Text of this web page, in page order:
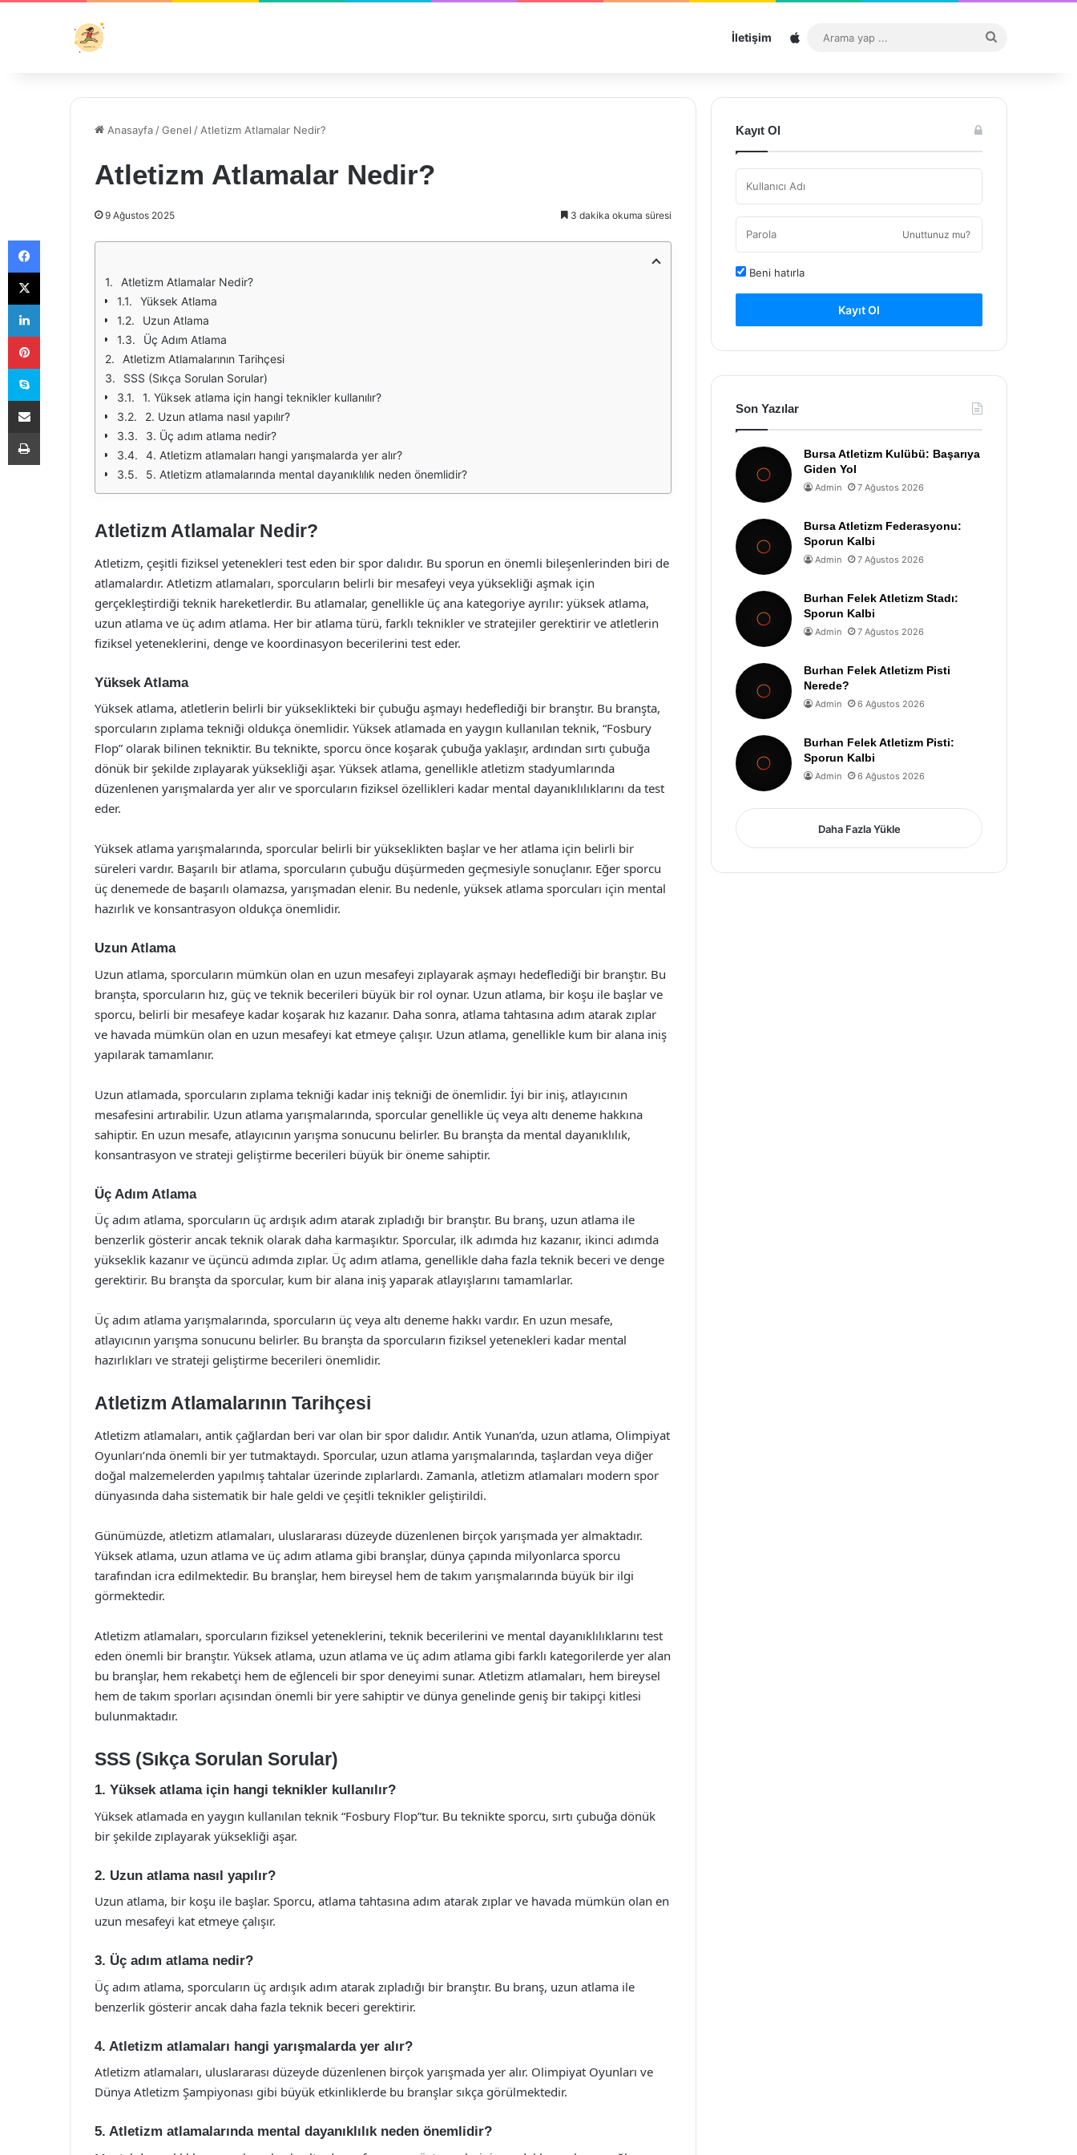
İletişim Sitemap
...
Anasayfa /Genel / Atletizm Atlamalar Nedir?
Atletizm Atlamalar Nedir?
9 Ağustos 2025 3 dakika okuma süresi
Atletizm Atlamalar Nedir?
Yüksek Atlama
Uzun Atlama
Üç Adım Atlama
Atletizm Atlamalarının Tarihçesi
SSS (Sıkça Sorulan Sorular)
1. Yüksek atlama için hangi teknikler kullanılır?
2. Uzun atlama nasıl yapılır?
3. Üç adım atlama nedir?
4. Atletizm atlamaları hangi yarışmalarda yer alır?
5. Atletizm atlamalarında mental dayanıklılık neden önemlidir?
Atletizm Atlamalar Nedir?
Atletizm, çeşitli fiziksel yetenekleri test eden bir spor dalıdır. Bu sporun en önemli bileşenlerinden biri de
atlamalardır. Atletizm atlamaları, sporcuların belirli bir mesafeyi veya yüksekliği aşmak için
gerçekleştirdiği teknik hareketlerdir. Bu atlamalar, genellikle üç ana kategoriye ayrılır: yüksek atlama,
uzun atlama ve üç adım atlama. Her bir atlama türü, farklı teknikler ve stratejiler gerektirir ve atletlerin
fiziksel yeteneklerini, denge ve koordinasyon becerilerini test eder.
Yüksek Atlama
Yüksek atlama, atletlerin belirli bir yükseklikteki bir çubuğu aşmayı hedeflediği bir branştır. Bu branşta,
sporcuların zıplama tekniği oldukça önemlidir. Yüksek atlamada en yaygın kullanılan teknik, “Fosbury
Flop” olarak bilinen tekniktir. Bu teknikte, sporcu önce koşarak çubuğa yaklaşır, ardından sırtı çubuğa
dönük bir şekilde zıplayarak yüksekliği aşar. Yüksek atlama, genellikle atletizm stadyumlarında
düzenlenen yarışmalarda yer alır ve sporcuların fiziksel özellikleri kadar mental dayanıklılıklarını da test
eder.
Yüksek atlama yarışmalarında, sporcular belirli bir yükseklikten başlar ve her atlama için belirli bir
süreleri vardır. Başarılı bir atlama, sporcuların çubuğu düşürmeden geçmesiyle sonuçlanır. Eğer sporcu
üç denemede de başarılı olamazsa, yarışmadan elenir. Bu nedenle, yüksek atlama sporcuları için mental
hazırlık ve konsantrasyon oldukça önemlidir.
Uzun Atlama
Uzun atlama, sporcuların mümkün olan en uzun mesafeyi zıplayarak aşmayı hedeflediği bir branştır. Bu
branşta, sporcuların hız, güç ve teknik becerileri büyük bir rol oynar. Uzun atlama, bir koşu ile başlar ve
sporcu, belirli bir mesafeye kadar koşarak hız kazanır. Daha sonra, atlama tahtasına adım atarak zıplar
ve havada mümkün olan en uzun mesafeyi kat etmeye çalışır. Uzun atlama, genellikle kum bir alana iniş
yapılarak tamamlanır.
Uzun atlamada, sporcuların zıplama tekniği kadar iniş tekniği de önemlidir. İyi bir iniş, atlayıcının
mesafesini artırabilir. Uzun atlama yarışmalarında, sporcular genellikle üç veya altı deneme hakkına
sahiptir. En uzun mesafe, atlayıcının yarışma sonucunu belirler. Bu branşta da mental dayanıklılık,
konsantrasyon ve strateji geliştirme becerileri büyük bir öneme sahiptir.
Üç Adım Atlama
Üç adım atlama, sporcuların üç ardışık adım atarak zıpladığı bir branştır. Bu branş, uzun atlama ile
benzerlik gösterir ancak teknik olarak daha karmaşıktır. Sporcular, ilk adımda hız kazanır, ikinci adımda
yükseklik kazanır ve üçüncü adımda zıplar. Üç adım atlama, genellikle daha fazla teknik beceri ve denge
gerektirir. Bu branşta da sporcular, kum bir alana iniş yaparak atlayışlarını tamamlarlar.
Üç adım atlama yarışmalarında, sporcuların üç veya altı deneme hakkı vardır. En uzun mesafe,
atlayıcının yarışma sonucunu belirler. Bu branşta da sporcuların fiziksel yetenekleri kadar mental
hazırlıkları ve strateji geliştirme becerileri önemlidir.
Atletizm Atlamalarının Tarihçesi
Atletizm atlamaları, antik çağlardan beri var olan bir spor dalıdır. Antik Yunan’da, uzun atlama, Olimpiyat
Oyunları’nda önemli bir yer tutmaktaydı. Sporcular, uzun atlama yarışmalarında, taşlardan veya diğer
doğal malzemelerden yapılmış tahtalar üzerinde zıplarlardı. Zamanla, atletizm atlamaları modern spor
dünyasında daha sistematik bir hale geldi ve çeşitli teknikler geliştirildi.
Günümüzde, atletizm atlamaları, uluslararası düzeyde düzenlenen birçok yarışmada yer almaktadır.
Yüksek atlama, uzun atlama ve üç adım atlama gibi branşlar, dünya çapında milyonlarca sporcu
tarafından icra edilmektedir. Bu branşlar, hem bireysel hem de takım yarışmalarında büyük bir ilgi
görmektedir.
Atletizm atlamaları, sporcuların fiziksel yeteneklerini, teknik becerilerini ve mental dayanıklılıklarını test
eden önemli bir branştır. Yüksek atlama, uzun atlama ve üç adım atlama gibi farklı kategorilerde yer alan
bu branşlar, hem rekabetçi hem de eğlenceli bir spor deneyimi sunar. Atletizm atlamaları, hem bireysel
hem de takım sporları açısından önemli bir yere sahiptir ve dünya genelinde geniş bir takipçi kitlesi
bulunmaktadır.
SSS (Sıkça Sorulan Sorular)
1. Yüksek atlama için hangi teknikler kullanılır?
Yüksek atlamada en yaygın kullanılan teknik “Fosbury Flop”tur. Bu teknikte sporcu, sırtı çubuğa dönük
bir şekilde zıplayarak yüksekliği aşar.
2. Uzun atlama nasıl yapılır?
Uzun atlama, bir koşu ile başlar. Sporcu, atlama tahtasına adım atarak zıplar ve havada mümkün olan en
uzun mesafeyi kat etmeye çalışır.
3. Üç adım atlama nedir?
Üç adım atlama, sporcuların üç ardışık adım atarak zıpladığı bir branştır. Bu branş, uzun atlama ile
benzerlik gösterir ancak daha fazla teknik beceri gerektirir.
4. Atletizm atlamaları hangi yarışmalarda yer alır?
Atletizm atlamaları, uluslararası düzeyde düzenlenen birçok yarışmada yer alır. Olimpiyat Oyunları ve
Dünya Atletizm Şampiyonası gibi büyük etkinliklerde bu branşlar sıkça görülmektedir.
5. Atletizm atlamalarında mental dayanıklılık neden önemlidir?
Kayıt Ol
Unuttunuz mu?
Beni hatırla
Kayıt Ol
Son Yazılar
Bursa Atletizm Kulübü: Başarıya
Giden Yol
Admin 7 Ağustos 2026
Bursa Atletizm Federasyonu:
Sporun Kalbi
Admin 7 Ağustos 2026
Burhan Felek Atletizm Stadı:
Sporun Kalbi
Admin 7 Ağustos 2026
Burhan Felek Atletizm Pisti
Nerede?
Admin 6 Ağustos 2026
Burhan Felek Atletizm Pisti:
Sporun Kalbi
Admin 6 Ağustos 2026
Daha Fazla Yükle
Facebook
X
LinkedIn
Pinterest
Skype
E-Posta ile paylaş